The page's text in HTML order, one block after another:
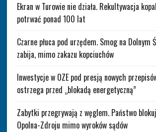
Ekran w Turowie nie działa. Rekultywacja
potrwać ponad 100 lat
Czarne płuca pod urzędem. Smog na Dolnym
zabija, mimo zakazu kopciuchów
Inwestycje w OZE pod presją nowych
ostrzega przed „blokadą energetyczną”
Zabytki przegrywają z węglem. Państwo
Opolna-Zdroju mimo wyroków sądów